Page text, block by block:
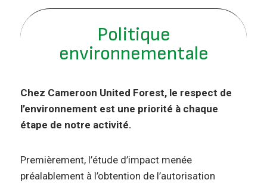
Politique
environnementale
Chez Cameroon United Forest, le respect de
l’environnement est une priorité à chaque
étape de notre activité.
Premièrement, l’étude d’impact menée
préalablement à l’obtention de l’autorisation